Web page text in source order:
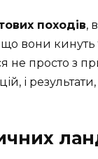
походів,
вони кинуть
не просто з
і